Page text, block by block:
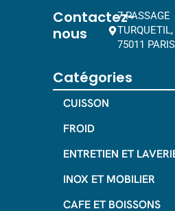
Contactez-
nous
7 PASSAGE
TURQUETIL,
75011 PARIS
Catégories
CUISSON
FROID
ENTRETIEN ET
INOX ET MOBILIER
CAFE ET BOISSONS